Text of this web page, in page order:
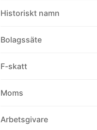
Historiskt namn
Bolagssäte
F-skatt
Moms
Arbetsgivare